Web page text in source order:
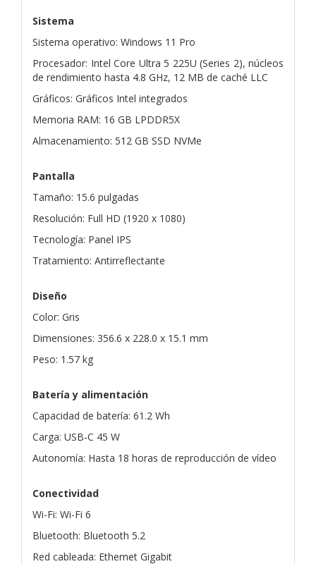
Sistema
Sistema operativo: Windows 11 Pro
Procesador: Intel Core Ultra 5 225U (Series 2), núcleos
de rendimiento hasta 4.8 GHz, 12 MB de caché LLC
Gráficos: Gráficos Intel integrados
Memoria RAM: 16 GB LPDDR5X
Almacenamiento: 512 GB SSD NVMe
Pantalla
Tamaño: 15.6 pulgadas
Resolución: Full HD (1920 x 1080)
Tecnología: Panel IPS
Tratamiento: Antirreflectante
Diseño
Color: Gris
Dimensiones: 356.6 x 228.0 x 15.1 mm
Peso: 1.57 kg
Batería y alimentación
Capacidad de batería: 61.2 Wh
Carga: USB-C 45 W
Autonomía: Hasta 18 horas de reproducción de vídeo
Conectividad
Wi-Fi: Wi-Fi 6
Bluetooth: Bluetooth 5.2
Red cableada: Ethernet Gigabit